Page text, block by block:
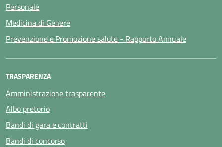
Personale
Medicina di Genere
Prevenzione e Promozione salute - Rapporto Annuale
TRASPARENZA
Amministrazione trasparente
Albo pretorio
Bandi di gara e contratti
Bandi di concorso